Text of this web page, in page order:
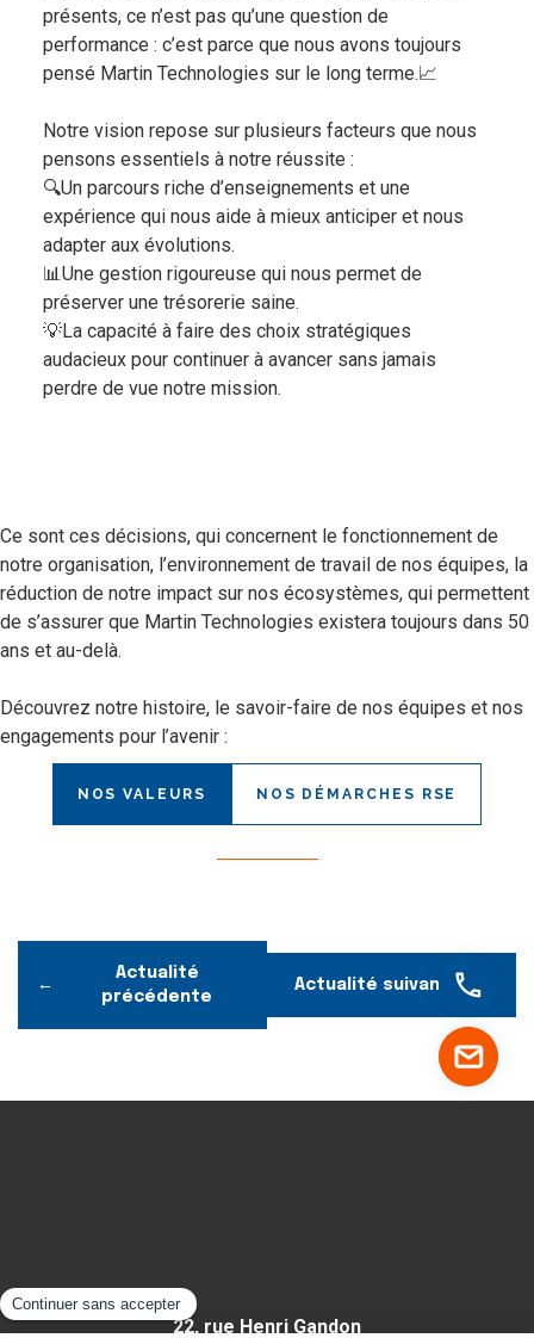
présents, ce n’est pas qu’une question de
performance : c’est parce que nous avons toujours
pensé Martin Technologies sur le long terme.📈
Notre vision repose sur plusieurs facteurs que nous
pensons essentiels à notre réussite :
🔍Un parcours riche d’enseignements et une
expérience qui nous aide à mieux anticiper et nous
adapter aux évolutions.
📊Une gestion rigoureuse qui nous permet de
préserver une trésorerie saine.
💡La capacité à faire des choix stratégiques
audacieux pour continuer à avancer sans jamais
perdre de vue notre mission.
Ce sont ces décisions, qui concernent le fonctionnement de
notre organisation, l’environnement de travail de nos équipes, la
réduction de notre impact sur nos écosystèmes, qui permettent
de s’assurer que Martin Technologies existera toujours dans 50
ans et au-delà.
Découvrez notre histoire, le savoir-faire de nos équipes et nos
engagements pour l’avenir :
NOS VALEURS NOS DÉMARCHES RSE
Actualité
précédente
Actualité suivante
22, rue Henri Gandon